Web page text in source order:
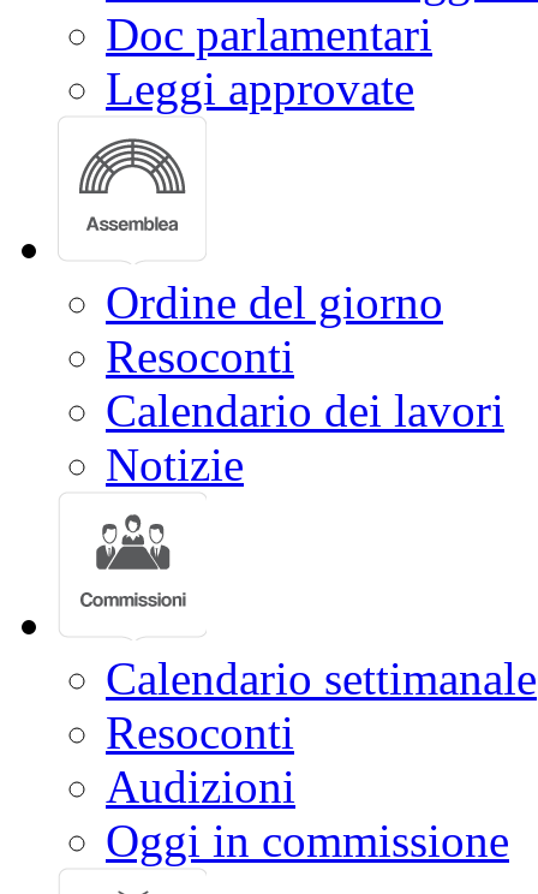
Doc parlamentari
Leggi approvate
Ordine del giorno
Resoconti
Calendario dei lavori
Notizie
Calendario settimanale
Resoconti
Audizioni
Oggi in commissione